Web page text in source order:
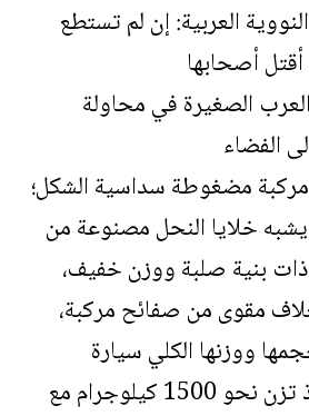
العربية: إن لم تستطع
أصحابها
الصغيرة في محاولة
الفضاء
مركبة مضغوطة سداسية الشكل؛
خلايا النحل مصنوعة من
ذات بنية صلبة ووزن خفيف،
مقوى من صفائح مركبة،
ووزنها الكلي سيارة
صغيرة، إذ تزن نحو 1500 كيلوجرام مع